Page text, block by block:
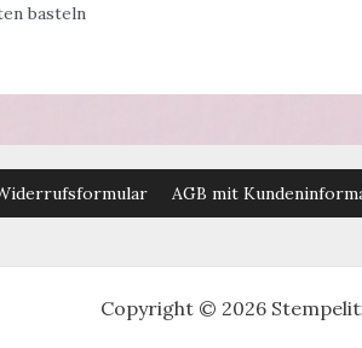
basteln
AGB mit
Copyright © 2026